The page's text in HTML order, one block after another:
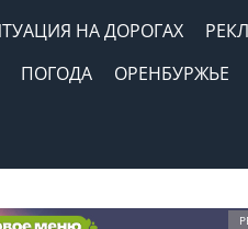
НА ДОРОГАХ
ПОГОДА ОРЕНБУРЖЬЕ